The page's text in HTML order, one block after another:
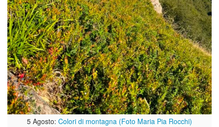
5 Agosto: Colori di montagna (Foto Maria Pia Rocchi)